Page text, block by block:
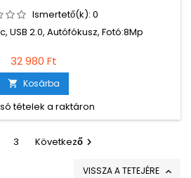
Ismertető(k): 0
USB 2.0, Autófókusz, Fotó:8Mp
32 980 Ft
 Kosárba
tételek a raktáron
3 Következő
VISSZA A TETEJÉRE 